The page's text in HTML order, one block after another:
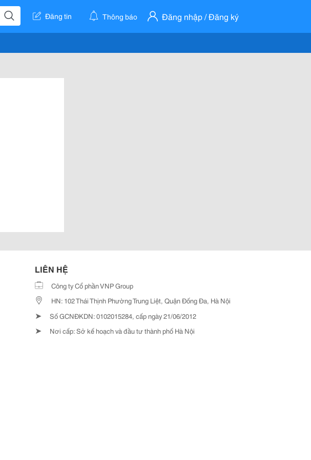
Đăng tin Thông báo Đăng nhập / Đăng ký
LIÊN HỆ
Công ty Cổ phần VNP Group
HN: 102 Thái Thịnh Phường Trung Liệt, Quận Đống Đa, Hà Nội
➤ Số GCNĐKDN: 0102015284, cấp ngày 21/06/2012
➤ Nơi cấp: Sở kế hoạch và đầu tư thành phố Hà Nội